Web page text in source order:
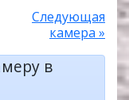
Следующая
камера »
в